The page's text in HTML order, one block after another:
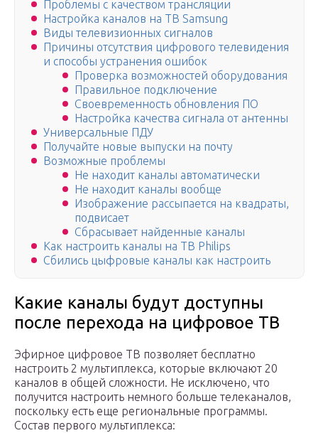
Проблемы с качеством трансляции
Настройка каналов на ТВ Samsung
Виды телевизионных сигналов
Причины отсутствия цифрового телевидения
и способы устранения ошибок
Проверка возможностей оборудования
Правильное подключение
Своевременность обновления ПО
Настройка качества сигнала от антенны
Универсальные ПДУ
Получайте новые выпуски на почту
Возможные проблемы
Не находит каналы автоматически
Не находит каналы вообще
Изображение рассыпается на квадраты,
подвисает
Сбрасывает найденные каналы
Как настроить каналы на ТВ Philips
Сбились цыфровые каналы как настроить
Какие каналы будут доступны
после перехода на цифровое ТВ
Эфирное цифровое ТВ позволяет бесплатно
настроить 2 мультиплекса, которые включают 20
каналов в общей сложности. Не исключено, что
получится настроить немного больше телеканалов,
поскольку есть еще региональные программы.
Состав первого мультиплекса: